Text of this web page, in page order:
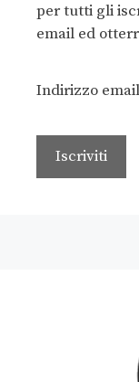
per tutti gli
email ed
Indirizzo